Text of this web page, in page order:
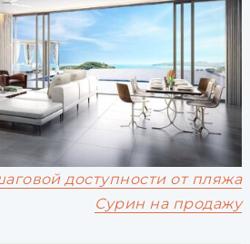
доступности от пляжа
Сурин на продажу